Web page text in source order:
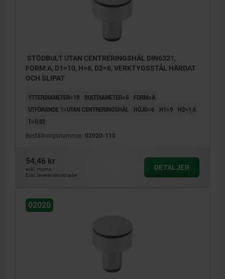
Övriga mått och uppgifter som Form A.
STÖDBULT UTAN CENTRERINGSHÅL DIN6321,
FORM:A, D1=10, H=6, D2=6, VERKTYGSSTÅL HÄRDAT
OCH SLIPAT
YTTERDIAMETER=10 BULTDIAMETER=6
FORM=A
UTFÖRANDE 1=UTAN CENTRERINGSHÅL
HÖJD=6 H1=9
H2=1,6
T=0,02
Beställningsnummer: 02020-110
54,46 kr
exkl. moms
Exkl. leveranskostnader
DETALJER
02020